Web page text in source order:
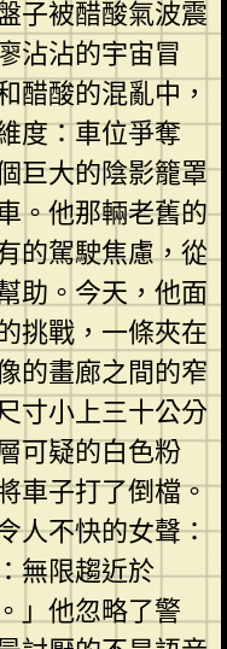
子被醋酸氣波震
沾沾的宇宙冒
醋酸的混亂中，
度：車位爭奪
巨大的陰影籠罩
。他那輛老舊的
的駕駛焦慮，從
助。今天，他面
挑戰，一條夾在
的畫廊之間的窄
寸小上三十公分
可疑的白色粉
車子打了倒檔。
人不快的女聲：
無限趨近於
」他忽略了警